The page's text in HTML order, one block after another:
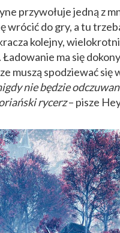
przywołuje jedną z
wrócić do gry, a tu
kolejny,
. Ładowanie ma się
muszą spodziewać się
nie będzie
rycerz– pisze